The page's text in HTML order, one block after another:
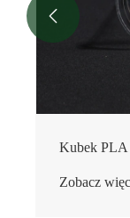
Kubek PLA
Zobacz
